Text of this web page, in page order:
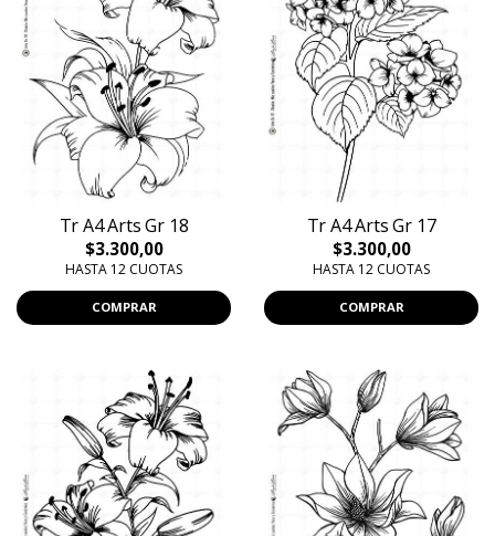
Tr A4 Arts Gr 18
$3.300,00
HASTA 12 CUOTAS
COMPRAR
Tr A4 Arts Gr 17
$3.300,00
HASTA 12 CUOTAS
COMPRAR